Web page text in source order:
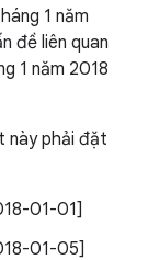
1 năm
đề liên quan
1 năm 2018
này phải đặt
01-01]
01-05]